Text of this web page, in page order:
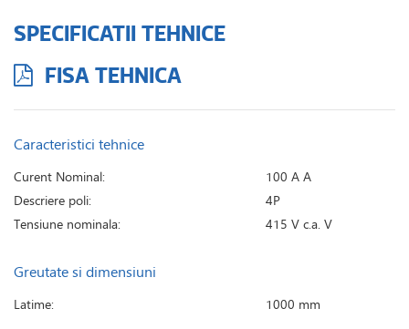
SPECIFICATII TEHNICE
FISA TEHNICA
Caracteristici tehnice
Curent Nominal:
100 A A
Descriere poli:
4P
Tensiune nominala:
415 V c.a. V
Greutate si dimensiuni
Latime: 1000 mm